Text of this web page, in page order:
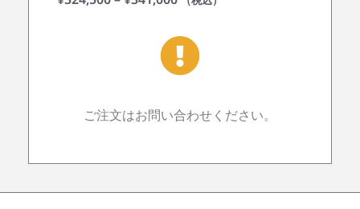
ご注文はお問い合わせください。